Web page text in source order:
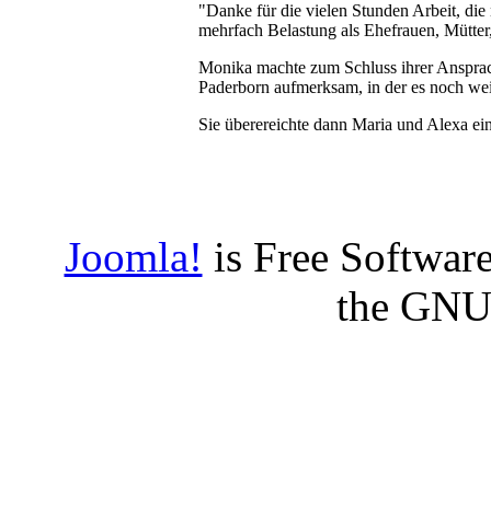
"Danke für die vielen Stunden Arbeit, die
mehrfach Belastung als Ehefrauen,
Monika machte zum Schluss ihrer
Paderborn aufmerksam, in der es noch
Sie überereichte dann Maria und Alexa
Joomla! is Free
the